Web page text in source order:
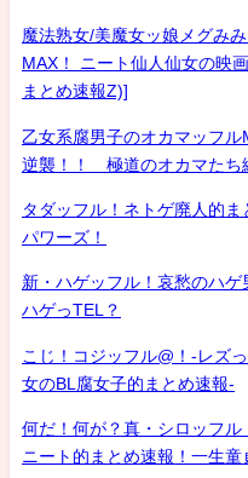
魔法熟女/美魔女ッ娘メグみ
MAX！ ニート仙人仙女の映
まとめ速報Z)]
乙女系腐男子のオカマッフ
逆襲！！ 極道のオカマたち
タダッフル！ネトゲ廃人的
パワーズ！
新・ハゲッフル！哀愁のハゲ
ハゲっTEL？
こじ！コジッフル@！-レズ
女のBL腐女子的まとめ速報-
何だ！何が？真・シロッ
ニート的まとめ速報！一生童